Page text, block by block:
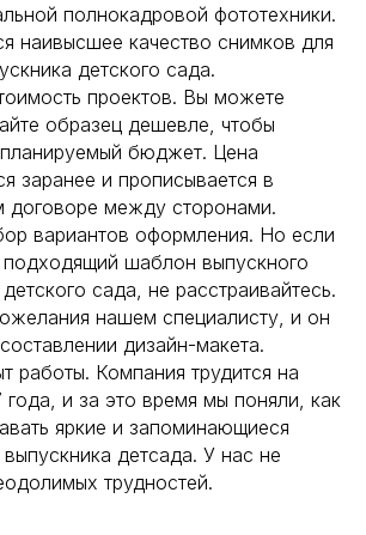
полнокадровой фототехники.
наивысшее качество снимков для
детского сада.
проектов. Вы можете
образец дешевле, чтобы
бюджет. Цена
заранее и прописывается в
договоре между сторонами.
вариантов оформления. Но если
шаблон выпускного
сада, не расстраивайтесь.
нашем специалисту, и он
дизайн-макета.
работы. Компания трудится на
и за это время мы поняли, как
яркие и запоминающиеся
детсада. У нас не
трудностей.